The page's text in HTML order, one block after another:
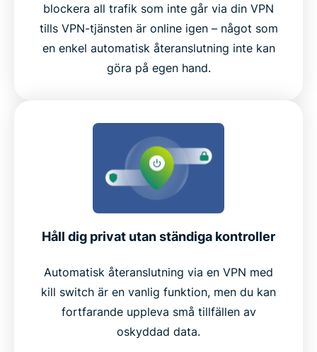
blockera all trafik som inte går via din VPN
tills VPN-tjänsten är online igen – något som
en enkel automatisk återanslutning inte kan
göra på egen hand.
Håll dig privat utan ständiga kontroller
Automatisk återanslutning via en VPN med
kill switch är en vanlig funktion, men du kan
fortfarande uppleva små tillfällen av
oskyddad data.